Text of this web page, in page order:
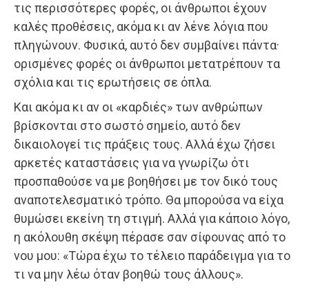
τις περισσότερες φορές, οι άνθρωποι έχουν
καλές προθέσεις, ακόμα κι αν λένε λόγια που
πληγώνουν. Φυσικά, αυτό δεν συμβαίνει πάντα·
ορισμένες φορές οι άνθρωποι μετατρέπουν τα
σχόλια και τις ερωτήσεις σε όπλα.
Και ακόμα κι αν οι «καρδιές» των ανθρώπων
βρίσκονται στο σωστό σημείο, αυτό δεν
δικαιολογεί τις πράξεις τους. Αλλά έχω ζήσει
αρκετές καταστάσεις για να γνωρίζω ότι
προσπαθούσε να με βοηθήσει με τον δικό τους
αναποτελεσματικό τρόπο. Θα μπορούσα να είχα
θυμώσει εκείνη τη στιγμή. Αλλά για κάποιο λόγο,
η ακόλουθη σκέψη πέρασε σαν σίφουνας από το
νου μου: «Τώρα έχω το τέλειο παράδειγμα για το
τι να μην λέω όταν βοηθώ τους άλλους».